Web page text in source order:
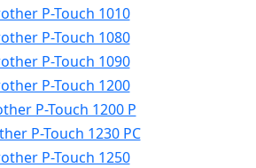
P-Touch 1010
P-Touch 1080
P-Touch 1090
P-Touch 1200
P-Touch 1200 P
P-Touch 1230 PC
P-Touch 1250